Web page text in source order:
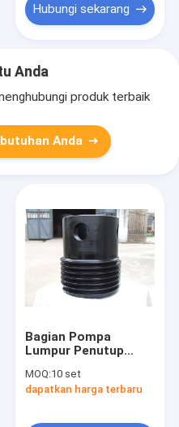
Hubungi sekarang
Anda
produk terbaik
Anda
Bagian Pompa
Lumpur Penutup
MOQ:10 set
dapatkan harga terbaru